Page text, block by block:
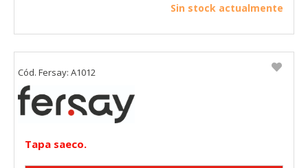
Sin stock actualmente
Tapa saeco.
Cód. Fersay: A1012